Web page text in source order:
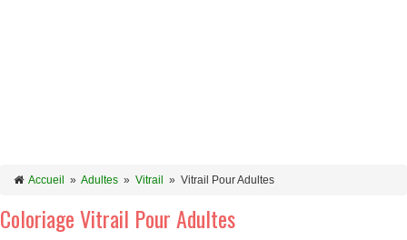
Accueil » Adultes » Vitrail » Vitrail Pour Adultes
Coloriage Vitrail Pour Adultes